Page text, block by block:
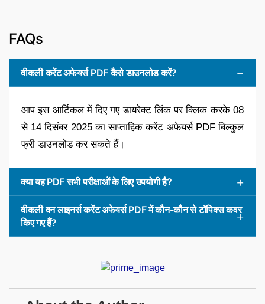
FAQs
वीकली करेंट अफेयर्स PDF कैसे डाउनलोड करें?
आप इस आर्टिकल में दिए गए डायरेक्ट लिंक पर क्लिक करके 08
से 14 दिसंबर 2025 का साप्ताहिक करेंट अफेयर्स PDF बिल्कुल
फ्री डाउनलोड कर सकते हैं।
क्या यह PDF सभी परीक्षाओं के लिए उपयोगी है?
वीकली वन लाइनर्स करेंट अफेयर्स PDF में कौन-कौन से टॉपिक्स कवर
किए गए हैं?